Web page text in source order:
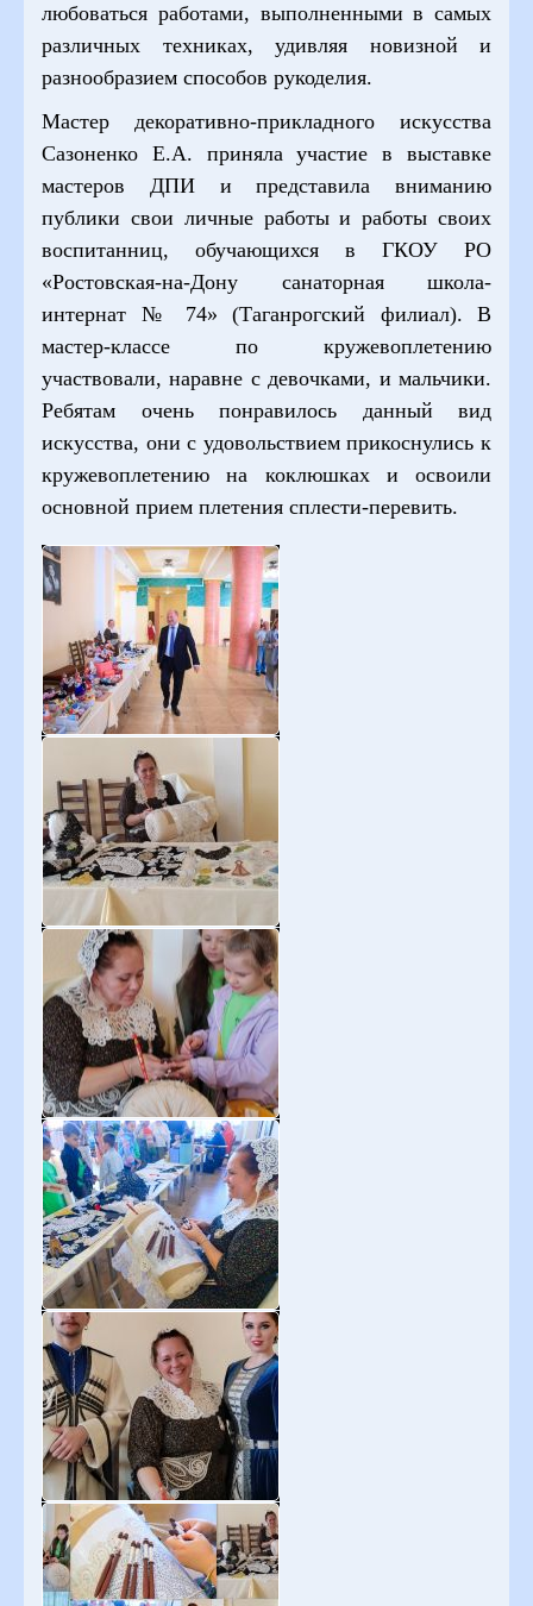
любоваться работами, выполненными в самых
различных техниках, удивляя новизной и
разнообразием способов рукоделия.
Мастер декоративно-прикладного искусства
Сазоненко Е.А. приняла участие в выставке
мастеров ДПИ и представила вниманию
публики свои личные работы и работы своих
воспитанниц, обучающихся в ГКОУ РО
«Ростовская-на-Дону санаторная школа-
интернат № 74» (Таганрогский филиал). В
мастер-классе по кружевоплетению
участвовали, наравне с девочками, и мальчики.
Ребятам очень понравилось данный вид
искусства, они с удовольствием прикоснулись к
кружевоплетению на коклюшках и освоили
основной прием плетения сплести-перевить.